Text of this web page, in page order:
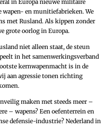
in Europa nieuwe militaire
wapen- en munitiefabrieken. We
met Rusland. Als kippen zonder
grote oorlog in Europa.
niet alleen staat, de steun
in het samenwerkingsverband
kernwapenmacht is in de
aan agressie tonen richting
maken met steeds meer –
– wapens? Een oefenterrein en
defensie-industrie? Nederland in